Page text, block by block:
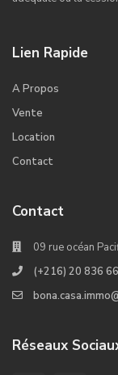
Lien Rapide
A Propos
Vente
Location
Contact
Contact
09 rue océan
(+216) 20 836
Réseaux